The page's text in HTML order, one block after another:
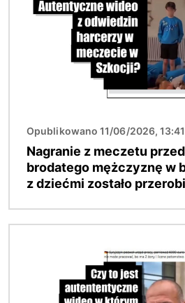
Opublikowano 11/06/2026, 13:41
Nagranie z meczetu
brodatego mężczyznę w
z dziećmi zostało